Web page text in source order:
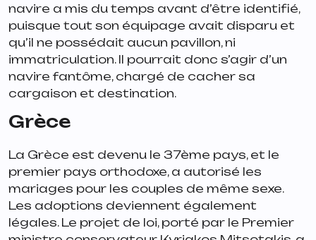
navire a mis du temps avant d’être identifié,
puisque tout son équipage avait disparu et
qu’il ne possédait aucun pavillon, ni
immatriculation. Il pourrait donc s’agir d’un
navire fantôme, chargé de cacher sa
cargaison et destination.
Grèce
La Grèce est devenu le 37ème pays, et le
premier pays orthodoxe, a autorisé les
mariages pour les couples de même sexe.
Les adoptions deviennent également
légales. Le projet de loi, porté par le Premier